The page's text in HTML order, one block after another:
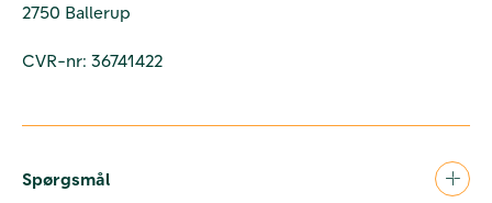
2750 Ballerup
CVR-nr: 36741422
Spørgsmål